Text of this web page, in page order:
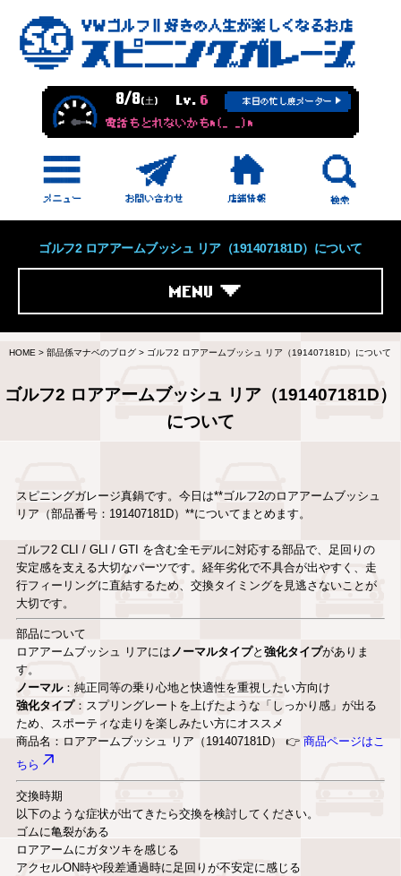
8/8(土) Lv. 6 本日の忙し度メーター
電話もとれないかもm(_ _)m
ゴルフ2 ロアアームブッシュ リア（191407181D）について
MENU
HOME > 部品係マナベのブログ > ゴルフ2 ロアアームブッシュ リア（191407181D）について
ゴルフ2 ロアアームブッシュ リア（191407181D）
について
スピニングガレージ真鍋です。今日は**ゴルフ2のロアアームブッシュ
リア（部品番号：191407181D）**についてまとめます。
ゴルフ2 CLI / GLI / GTI を含む全モデルに対応する部品で、足回りの
安定感を支える大切なパーツです。経年劣化で不具合が出やすく、走
行フィーリングに直結するため、交換タイミングを見逃さないことが
大切です。
部品について
ロアアームブッシュ リアにはノーマルタイプと 強化タイプがありま
す。
ノーマル：純正同等の乗り心地と快適性を重視したい方向け
強化タイプ：スプリングレートを上げたような「しっかり感」が出る
ため、スポーティな走りを楽しみたい方にオススメ
商品名：ロアアームブッシュ リア（191407181D） 👉 商品ページはこ
ちら
交換時期
以下のような症状が出てきたら交換を検討してください。
ゴムに亀裂がある
ロアアームにガタツキを感じる
アクセルON時や段差通過時に足回りが不安定に感じる